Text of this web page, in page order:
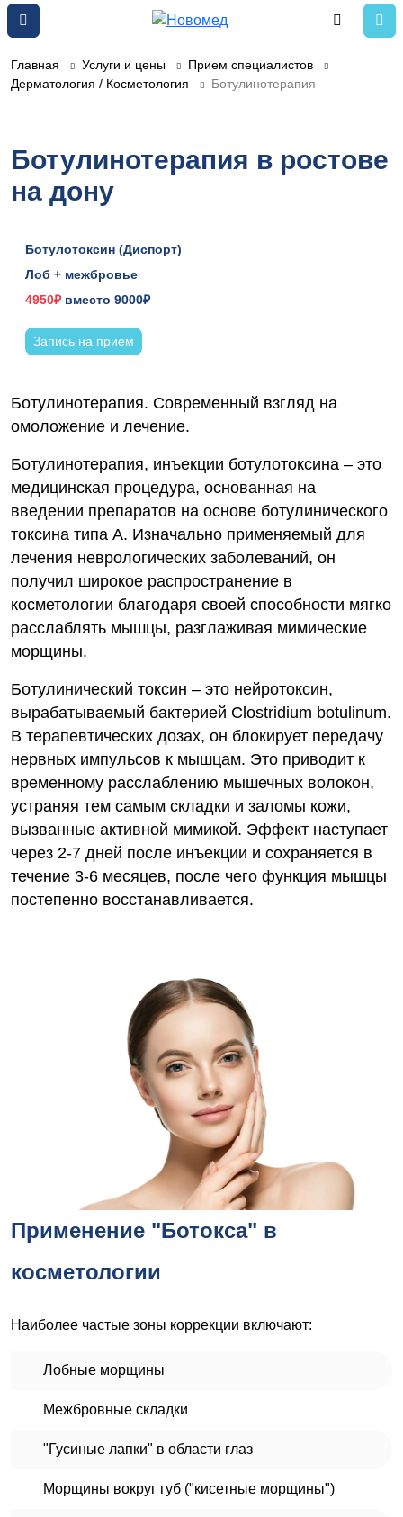
Главная Услуги и цены
Прием специалистов
Дерматология / Косметология
Ботулинотерапия
Ботулинотерапия в ростове
на дону
Ботулотоксин (Диспорт)
Лоб + межбровье
4950₽вместо 9000₽
Запись на прием
Ботулинотерапия. Современный взгляд на
омоложение и лечение.
Ботулинотерапия, инъекции ботулотоксина – это
медицинская процедура, основанная на
введении препаратов на основе ботулинического
токсина типа А. Изначально применяемый для
лечения неврологических заболеваний, он
получил широкое распространение в
косметологии благодаря своей способности мягко
расслаблять мышцы, разглаживая мимические
морщины.
Ботулинический токсин – это нейротоксин,
вырабатываемый бактерией Clostridium botulinum.
В терапевтических дозах, он блокирует передачу
нервных импульсов к мышцам. Это приводит к
временному расслаблению мышечных волокон,
устраняя тем самым складки и заломы кожи,
вызванные активной мимикой. Эффект наступает
через 2-7 дней после инъекции и сохраняется в
течение 3-6 месяцев, после чего функция мышцы
постепенно восстанавливается.
Применение "Ботокса" в
косметологии
Наиболее частые зоны коррекции включают:
Лобные морщины
Межбровные складки
"Гусиные лапки" в области глаз
Морщины вокруг губ ("кисетные морщины")